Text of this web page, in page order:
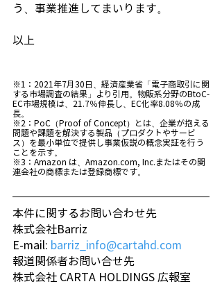
う、事業推進してまいります。
以上
※1：2021年7月30日、経済産業省「電子商取引に関
する市場調査の結果」より引用。物販系分野のBtoC-
EC市場規模は、21.7％伸長し、EC化率8.08％の成
長。
※2：PoC（Proof of Concept）とは、企業が抱える
問題や課題を解決する製品（プロダクトやサービ
ス）を最小単位で提供し事業仮説の概念実証を行う
ことを示す。
※3：Amazon は、Amazon.com, Inc.またはその関
連会社の商標または登録商標です。
本件に関するお問い合わせ先
株式会社Barriz
E-mail: barriz_info@cartahd.com
報道関係者お問い合せ先
株式会社 CARTA HOLDINGS 広報室